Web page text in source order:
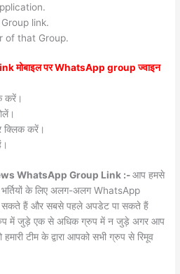
link.
of that Group.
मोबाइल पर WhatsApp group ज्वाइन
करें।
क्लिक करें।
WhatsApp Group Link :-आप हमसे
के लिए अलग-अलग WhatsApp
हैं और सबसे पहले अपडेट पा सकते हैं
में जुड़े एक से अधिक ग्रुप में न जुड़े अगर आप
टीम के द्वारा आपको सभी ग्रुप से रिमूव